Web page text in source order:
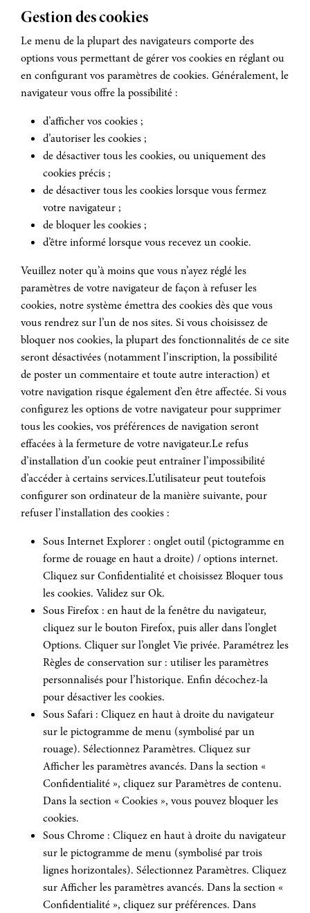
Gestion des cookies
Le menu de la plupart des navigateurs comporte des
options vous permettant de gérer vos cookies en réglant ou
en configurant vos paramètres de cookies. Généralement, le
navigateur vous offre la possibilité :
d’afficher vos cookies ;
d’autoriser les cookies ;
de désactiver tous les cookies, ou uniquement des
cookies précis ;
de désactiver tous les cookies lorsque vous fermez
votre navigateur ;
de bloquer les cookies ;
d’être informé lorsque vous recevez un cookie.
Veuillez noter qu’à moins que vous n’ayez réglé les
paramètres de votre navigateur de façon à refuser les
cookies, notre système émettra des cookies dès que vous
vous rendrez sur l’un de nos sites. Si vous choisissez de
bloquer nos cookies, la plupart des fonctionnalités de ce site
seront désactivées (notamment l’inscription, la possibilité
de poster un commentaire et toute autre interaction) et
votre navigation risque également d’en être affectée. Si vous
configurez les options de votre navigateur pour supprimer
tous les cookies, vos préférences de navigation seront
effacées à la fermeture de votre navigateur.Le refus
d’installation d’un cookie peut entraîner l’impossibilité
d’accéder à certains services.L’utilisateur peut toutefois
configurer son ordinateur de la manière suivante, pour
refuser l’installation des cookies :
Sous Internet Explorer : onglet outil (pictogramme en
forme de rouage en haut a droite) / options internet.
Cliquez sur Confidentialité et choisissez Bloquer tous
les cookies. Validez sur Ok.
Sous Firefox : en haut de la fenêtre du navigateur,
cliquez sur le bouton Firefox, puis aller dans l’onglet
Options. Cliquer sur l’onglet Vie privée. Paramétrez les
Règles de conservation sur : utiliser les paramètres
personnalisés pour l’historique. Enfin décochez-la
pour désactiver les cookies.
Sous Safari : Cliquez en haut à droite du navigateur
sur le pictogramme de menu (symbolisé par un
rouage). Sélectionnez Paramètres. Cliquez sur
Afficher les paramètres avancés. Dans la section «
Confidentialité », cliquez sur Paramètres de contenu.
Dans la section « Cookies », vous pouvez bloquer les
cookies.
Sous Chrome : Cliquez en haut à droite du navigateur
sur le pictogramme de menu (symbolisé par trois
lignes horizontales). Sélectionnez Paramètres. Cliquez
sur Afficher les paramètres avancés. Dans la section «
Confidentialité », cliquez sur préférences. Dans